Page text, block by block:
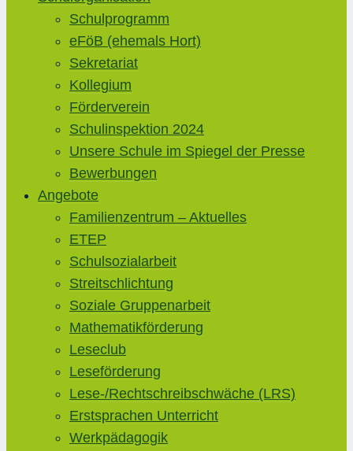
Schulprogramm
eFöB (ehemals Hort)
Sekretariat
Kollegium
Förderverein
Schulinspektion 2024
Unsere Schule im Spiegel der Presse
Bewerbungen
Angebote
Familienzentrum – Aktuelles
ETEP
Schulsozialarbeit
Streitschlichtung
Soziale Gruppenarbeit
Mathematikförderung
Leseclub
Leseförderung
Lese-/Rechtschreibschwäche (LRS)
Erstsprachen Unterricht
Werkpädagogik